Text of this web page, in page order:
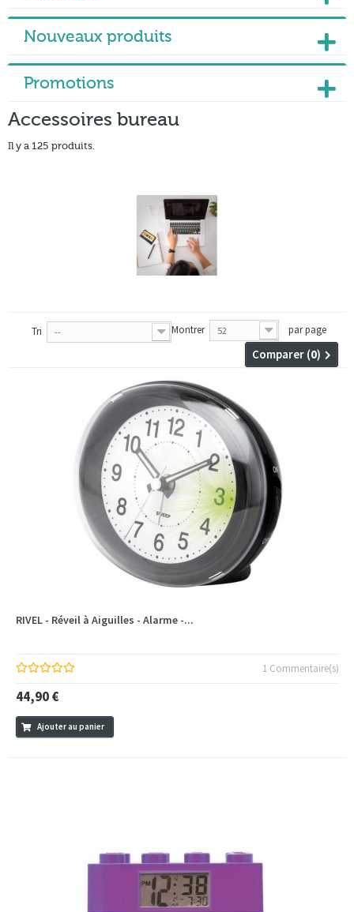
Nouveaux produits
Promotions
Accessoires bureau
Il y a 125 produits.
Tri -- Montrer 52 par page
Comparer (0)
RIVEL - Réveil à Aiguilles - Alarme -...
1 Commentaire(s)
44,90 €
Ajouter au panier